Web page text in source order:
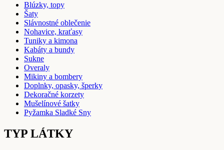
Blúzky, topy
Šaty
Slávnostné oblečenie
Nohavice, kraťasy
Tuniky a kimona
Kabáty a bundy
Sukne
Overaly
Mikiny a bombery
Doplnky, opasky, šperky
Dekoračné korzety
Mušelínové šatky
Pyžamka Sladké Sny
TYP LÁTKY